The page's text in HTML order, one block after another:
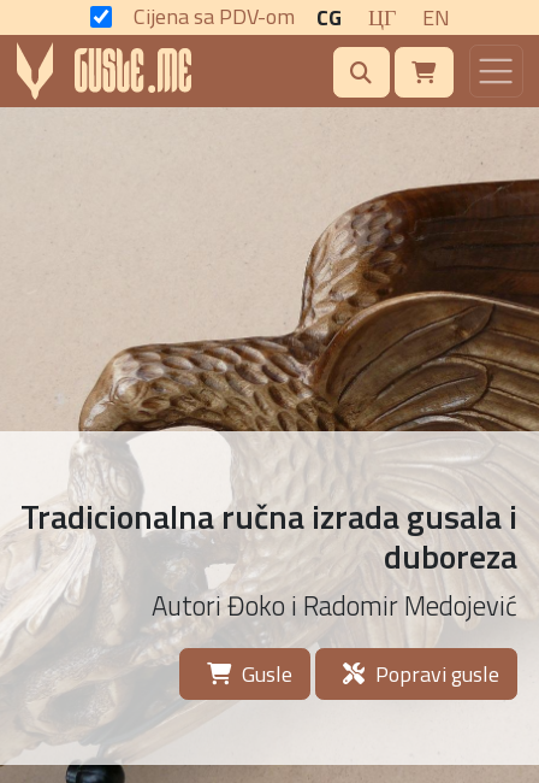
Cijena sa PDV-om CG ЦГ EN
Tradicionalna ručna izrada gusala i
duboreza
Autori Đoko i Radomir Medojević
Gusle Popravi gusle